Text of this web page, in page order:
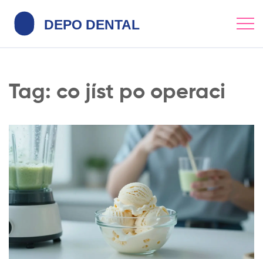
Tag: co jíst po operaci